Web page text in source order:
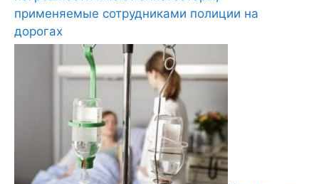
применяемые сотрудниками полиции на
дорогах